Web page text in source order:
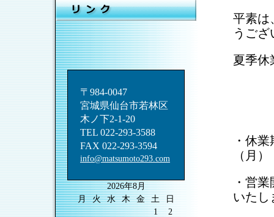
〒984-0047
宮城県仙台市若林区
木ノ下2-1-20
TEL 022-293-3588
FAX 022-293-3594
info@matsumoto293.com
2026年8月
月
火 水 木 金 土
日
1
2
平素は
うござ
夏季休
・休
（月）
・営
いたし